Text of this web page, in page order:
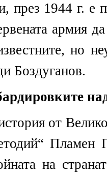
през 1944 г. е
армия да
но
Боздуганов.
от
Пламен
на